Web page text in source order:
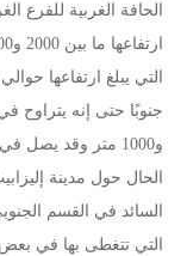
الحافة الغربية للفرع
الحال حول مدينة
السائد في القسم
التي تتغطى بها في